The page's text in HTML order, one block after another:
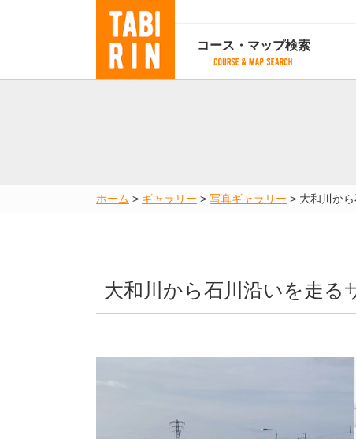
コース・マップ検索
地図から検索
都道
ホーム > ギャラリー > 写真ギャラリー > 大和川か
大和川から石川沿いを走る